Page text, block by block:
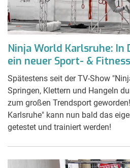
Ninja World Karlsruhe:
ein neuer Sport- &
Spätestens seit der TV-Show
Springen, Klettern und Hangeln
zum großen Trendsport
Karlsruhe" kann nun bald das
getestet und trainiert werden!